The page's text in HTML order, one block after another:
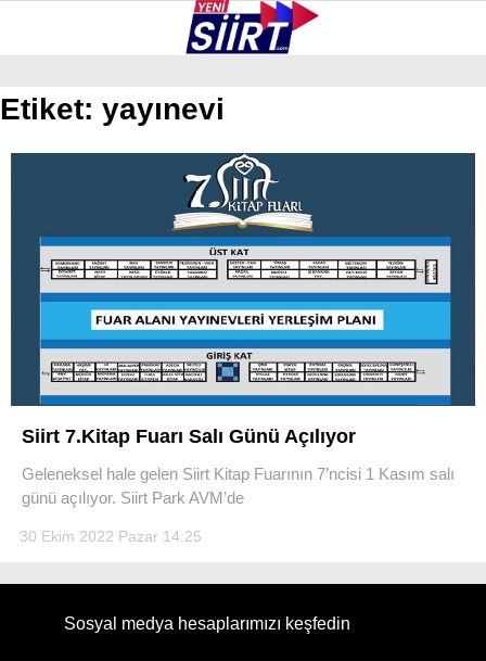
GALERİ VİDEO YAZARLAR
BAYKAN
PERVARI
ŞIRVAN
TILLO
GÜNDEM
NÖBETÇI ECZANELER
Etiket: yayınevi
Siirt 7.Kitap Fuarı Salı Günü Açılıyor
Geleneksel hale gelen Siirt Kitap Fuarının 7’ncisi 1 Kasım salı
günü açılıyor. Siirt Park AVM’de
30 Ekim 2022 Pazar 14:25
Sosyal medya hesaplarımızı keşfedin